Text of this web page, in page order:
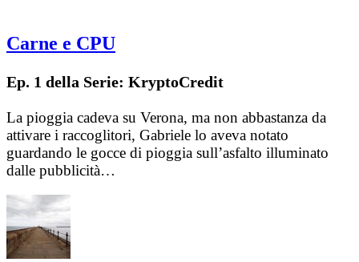
Carne e CPU
Ep. 1 della Serie: KryptoCredit
La pioggia cadeva su Verona, ma non abbastanza da
attivare i raccoglitori, Gabriele lo aveva notato
guardando le gocce di pioggia sull’asfalto illuminato
dalle pubblicità…